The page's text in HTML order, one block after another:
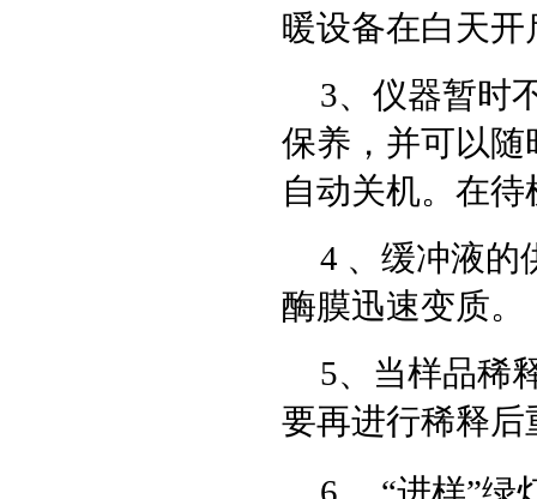
暖设备在白天
3、仪器暂时
保养，并可以
自动关机。在
4 、缓冲液的
酶膜迅速变质。
5、当样品稀
要再进行稀释后